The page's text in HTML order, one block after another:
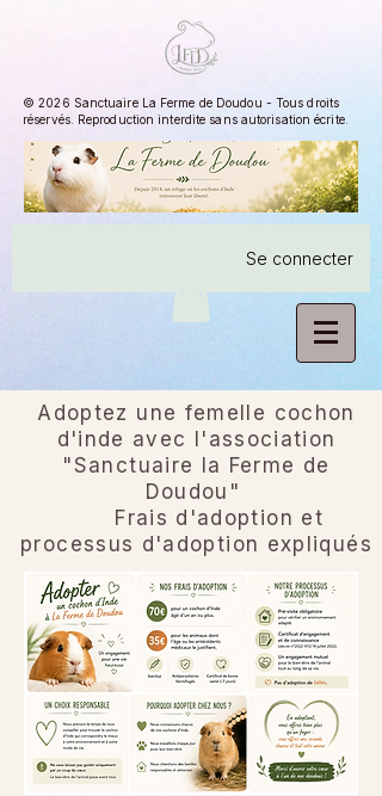
© 2026 Sanctuaire La Ferme de Doudou - Tous droits
réservés. Reproduction interdite sans autorisation écrite.
Se connecter
Adoptez une femelle cochon
d'inde avec l'association
"Sanctuaire la Ferme de
Doudou"
Frais d'adoption et
processus d'adoption expliqués